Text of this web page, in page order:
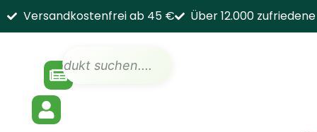
Versandkostenfrei ab 45 € Über 12.000